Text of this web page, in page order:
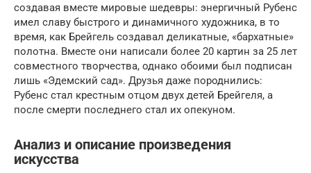
создавая вместе мировые шедевры: энергичный Рубенс
имел славу быстрого и динамичного художника, в то
время, как Брейгель создавал деликатные, «бархатные»
полотна. Вместе они написали более 20 картин за 25 лет
совместного творчества, однако обоими был подписан
лишь «Эдемский сад». Друзья даже породнились:
Рубенс стал крестным отцом двух детей Брейгеля, а
после смерти последнего стал их опекуном.
Анализ и описание произведения
искусства